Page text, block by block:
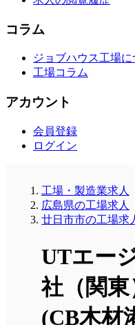
コラム
ジョブハウス工場に
工場コラム
アカウント
会員登録
ログイン
工場・製造業求人
広島県の工場求人
廿日市市の工場求
UTエー
社（関
(CB木材